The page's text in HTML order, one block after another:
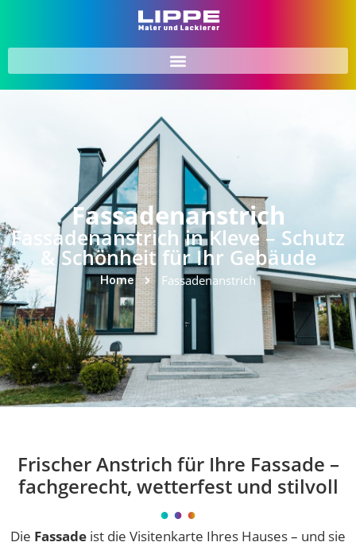
Fassadenanstrich
Fassadenanstrich in Kleve – Schutz
& Schönheit für Ihr Gebäude
Home Fassadenanstrich
Frischer Anstrich für Ihre Fassade –
fachgerecht, wetterfest und stilvoll
Die Fassade ist die Visitenkarte Ihres Hauses – und sie